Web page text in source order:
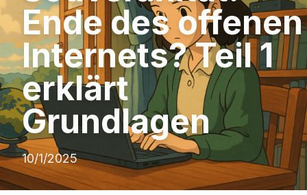
Ende des offenen
Internets? Teil 1
erklärt
Grundlagen
10/1/2025